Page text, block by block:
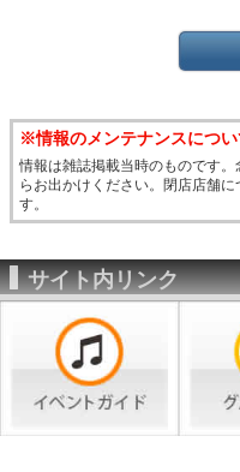
※情報のメンテナンスについ
情報は雑誌掲載当時のものです
らお出かけください。閉店店舗
す。
サイト内リンク